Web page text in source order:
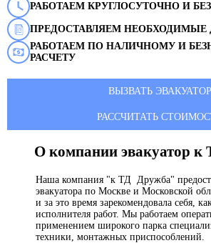
РАБОТАЕМ КРУГЛОСУТОЧНО И
ПРЕДОСТАВЛЯЕМ
РАБОТАЕМ ПО НАЛИЧНОМУ И
РАСЧЕТУ
ВЫЗВАТЬ ЭВАКУАТОР
РАССЧИТАТЬ
О компании эвакуатор к
Наша компания "к ТД Дружба"
эвакуатора по Москве и Московской
и за это время зарекомендовала себя,
исполнителя работ. Мы работаем
применением широкого парка
техники, монтажных приспособлений.